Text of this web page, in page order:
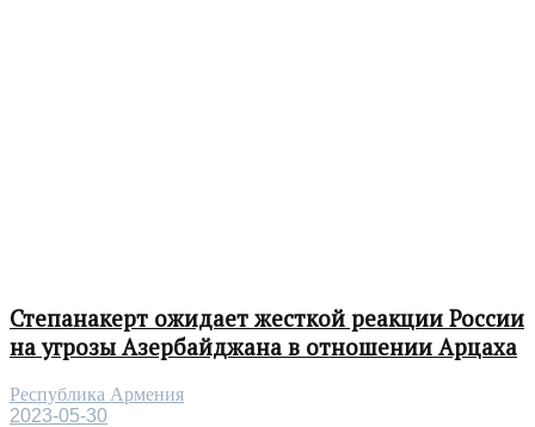
Степанакерт ожидает жесткой реакции России
на угрозы Азербайджана в отношении Арцаха
Республика Армения
2023-05-30